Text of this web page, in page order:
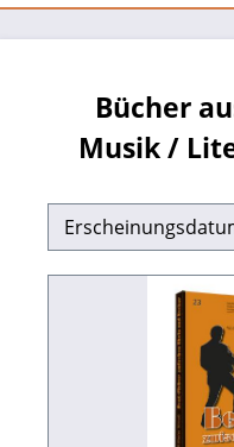
Bücher
Musik /